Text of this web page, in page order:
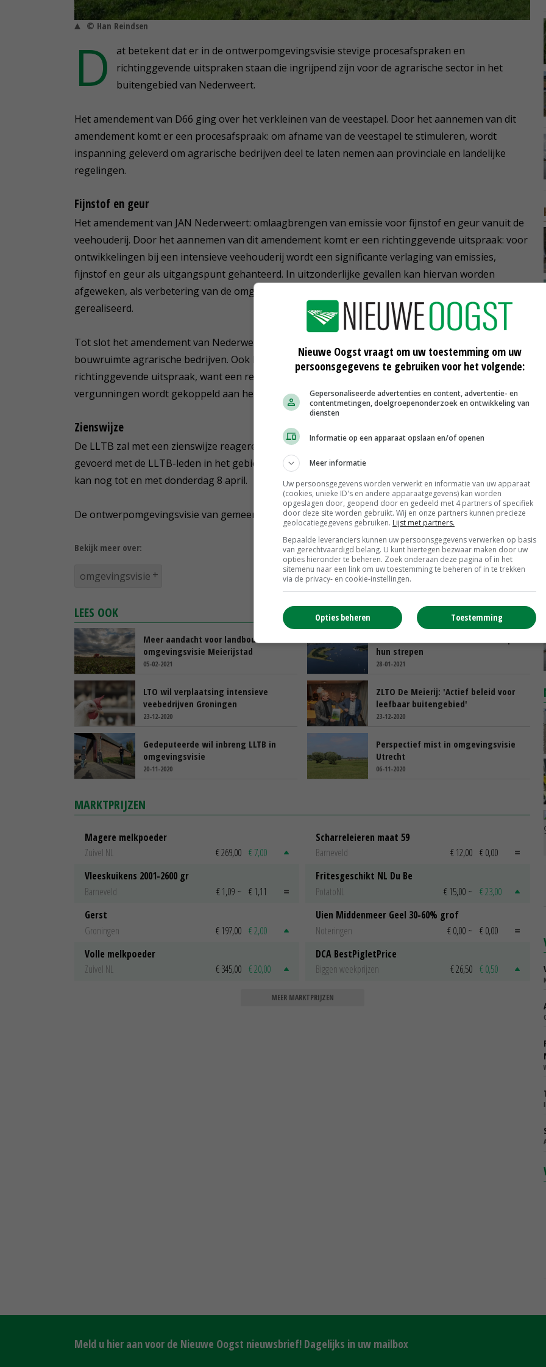
© Han Reindsen
D
at betekent dat er in de ontwerpomgevingsvisie stevige procesafspraken en
richtinggevende uitspraken staan die ingrijpend zijn voor de agrarische sector in het
buitengebied van Nederweert.
Het amendement van D66 ging over het verkleinen van de veestapel. Door het aannemen van dit
amendement komt er een procesafspraak: om afname van de veestapel te stimuleren, wordt
inspanning geleverd om agrarische bedrijven deel te laten nemen aan provinciale en landelijke
regelingen.
Fijnstof en geur
Het amendement van JAN Nederweert: omlaagbrengen van emissie voor fijnstof en geur vanuit de
veehouderij. Door het aannemen van dit amendement komt er een richtinggevende uitspraak: voor
ontwikkelingen bij een intensieve veehouderij wordt een significante verlaging van emissies,
fijnstof en geur als uitgangspunt gehanteerd. In uitzonderlijke gevallen kan hiervan worden
afgeweken, als verbetering van de omgevingskwaliteit op een andere wijze kan worden
gerealiseerd.
Tot slot het amendement van Nederweert Anders: intrekking van niet-gebruikte milieu- en
bouwruimte agrarische bedrijven. Ook het aannemen van dit amendement kent een
richtinggevende uitspraak, want een regeling voor het intrekken van niet-gebruikte verleende
vergunningen wordt gekoppeld aan het omgevingsprogramma lucht.
Zienswijze
De LLTB zal met een zienswijze reageren op de ontwerpvisie. Hierover heeft de LLTB overleg
gevoerd met de LLTB-leden in het gebied. Agrariërs kunnen ook zelf een zienswijze indienen. Dit
kan nog tot en met donderdag 8 april.
De ontwerpomgevingsvisie van gemeente Nederweert is in te zien viaruimtelijkeplannen.nl.
Bekijk meer over:
omgevingsvisie
LEES OOK
Meer aandacht voor landbouw in
omgevingsvisie Meierijstad
05-02-2021
hun strepen
28-01-2021
LTO wil verplaatsing intensieve
veebedrijven Groningen
23-12-2020
ZLTO De Meierij: 'Actief beleid voor
leefbaar buitengebied'
23-12-2020
Gedeputeerde wil inbreng LLTB in
omgevingsvisie
20-11-2020
Perspectief mist in omgevingsvisie
Utrecht
06-11-2020
MARKTPRIJZEN
Magere melkpoeder
Zuivel NL
€ 269,00 € 7,00
Vleeskuikens 2001-2600 gr
Barneveld
€ 1,09 ~ € 1,11
Gerst
Groningen
€ 197,00 € 2,00
Volle melkpoeder
Zuivel NL
€ 345,00 € 20,00
Scharreleieren maat 59
Barneveld
€ 12,00 € 0,00
Fritesgeschikt NL Du Be
PotatoNL
€ 15,00 ~ € 23,00
Uien Middenmeer Geel 30-60% grof
Noteringen
€ 0,00 ~ € 0,00
DCA BestPigletPrice
Biggen weekprijzen
€ 26,50 € 0,50
MEER MARKTPRIJZEN
Meld u hier aan voor de Nieuwe Oogst nieuwsbrief! Dagelijks in uw mailbox
Nieuwe Oogst vraagt om uw toestemming om uw
persoonsgegevens te gebruiken voor het volgende:
Gepersonaliseerde advertenties en content, advertentie- en
contentmetingen, doelgroepenonderzoek en ontwikkeling van
diensten
Informatie op een apparaat opslaan en/of openen
Meer informatie
Uw persoonsgegevens worden verwerkt en informatie van uw apparaat
(cookies, unieke ID's en andere apparaatgegevens) kan worden
opgeslagen door, geopend door en gedeeld met 4 partners of specifiek
door deze site worden gebruikt. Wij en onze partners kunnen precieze
geolocatiegegevens gebruiken. Lijst met partners.
Bepaalde leveranciers kunnen uw persoonsgegevens verwerken op basis
van gerechtvaardigd belang. U kunt hiertegen bezwaar maken door uw
opties hieronder te beheren. Zoek onderaan deze pagina of in het
sitemenu naar een link om uw toestemming te beheren of in te trekken
via de privacy- en cookie-instellingen.
Toestemming
Opties beheren